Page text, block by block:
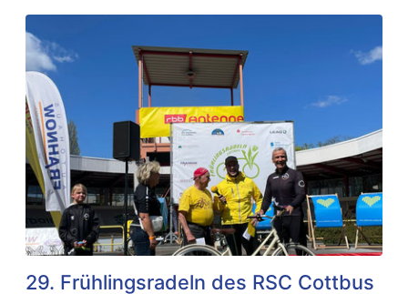
29. Frühlingsradeln des RSC Cottbus